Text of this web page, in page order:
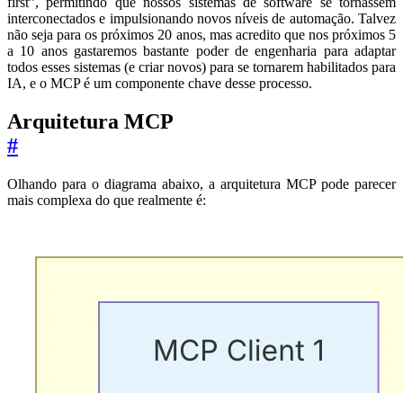
interconectados e impulsionando novos níveis de automação. Talvez
não seja para os próximos 20 anos, mas acredito que nos próximos 5
a 10 anos gastaremos bastante poder de engenharia para adaptar
todos esses sistemas (e criar novos) para se tornarem habilitados para
IA, e o MCP é um componente chave desse processo.
Arquitetura MCP
#
Olhando para o diagrama abaixo, a arquitetura MCP pode parecer
mais complexa do que realmente é: